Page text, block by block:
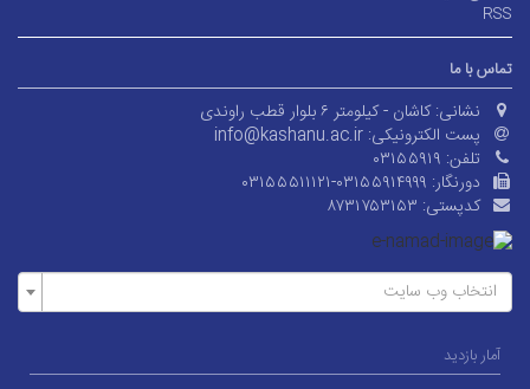
RSS
تماس با ما
نشانی: کاشان - کیلومتر ۶ بلوار قطب راوندی
پست الکترونیکی: info@kashanu.ac.ir
تلفن: ۰۳۱۵۵۹۱۹
دورنگار: ۰۳۱۵۵۵۱۱۱۲۱-۰۳۱۵۵۹۱۴۹۹۹
کدپستی: ۸۷۳۱۷۵۳۱۵۳
انتخاب وب سایت
آمار بازدید